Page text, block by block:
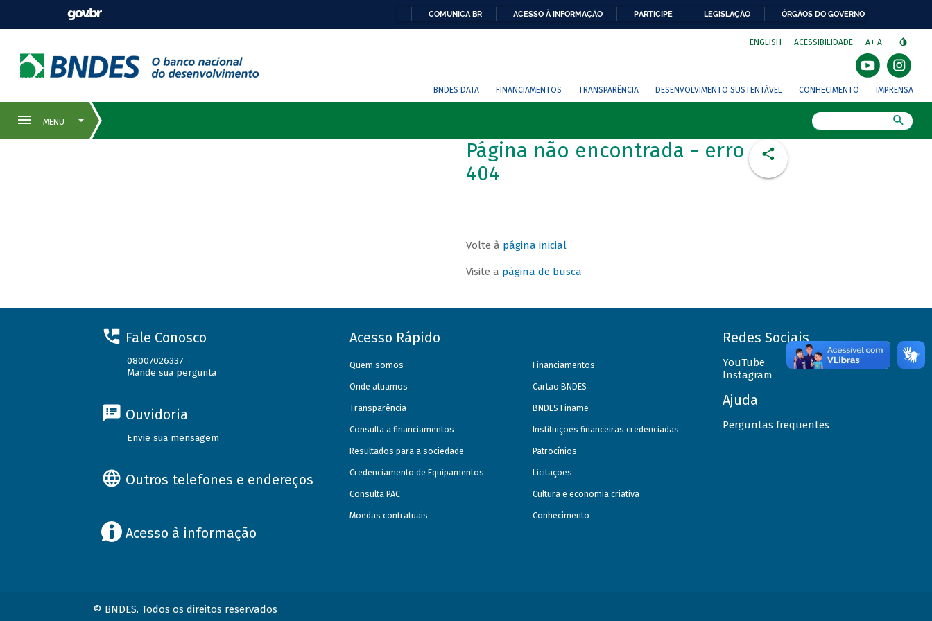
COMUNICA BR ACESSO À INFORMAÇÃO PARTICIPE LEGISLAÇÃO ÓRGÃOS DO GOVERNO
ENGLISH ACESSIBILIDADE A+ A-
BNDES DATA FINANCIAMENTOS TRANSPARÊNCIA DESENVOLVIMENTO SUSTENTÁVEL CONHECIMENTO IMPRENSA
Página não encontrada - erro
404
Volte à página inicial
Visite a página de busca
Fale Conosco
08007026337
Mande sua pergunta
Ouvidoria
Envie sua mensagem
Outros telefones e endereços
Acesso à informação
Acesso Rápido
Quem somos
Onde atuamos
Transparência
Consulta a financiamentos
Resultados para a sociedade
Credenciamento de Equipamentos
Consulta PAC
Moedas contratuais
Financiamentos
Cartão BNDES
BNDES Finame
Instituições financeiras credenciadas
Patrocínios
Licitações
Cultura e economia criativa
Conhecimento
Redes Sociais
YouTube
Instagram
Ajuda
Perguntas frequentes
© BNDES. Todos os direitos reservados